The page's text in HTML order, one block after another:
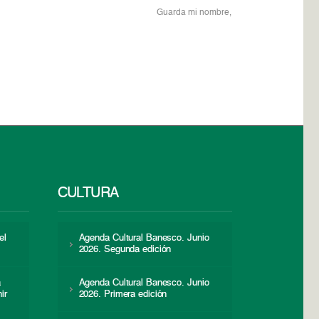
Guarda mi nombre,
CULTURA
Agenda Cultural Banesco. Junio
2026. Segunda edición
Agenda Cultural Banesco. Junio
2026. Primera edición